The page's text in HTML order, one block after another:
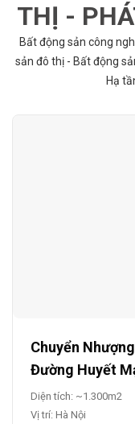
THỊ -
Bất động sản công
sản đô thị - Bất động
Hạ
Chuyển
Đường Huyết
Diện tích: ~1.300m2
Vị trí: Hà Nội